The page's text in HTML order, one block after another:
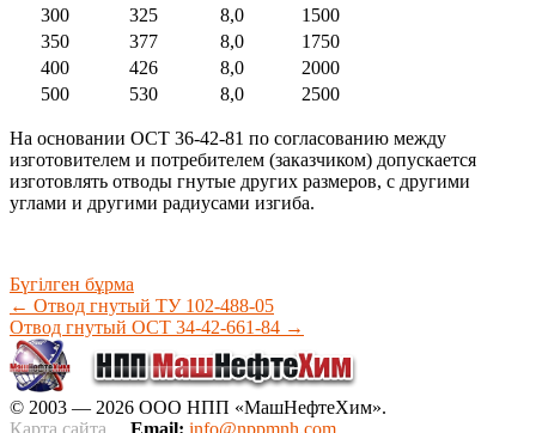
300
325 8,0
1500
350
377 8,0
1750
400
426 8,0
2000
500
530 8,0 2500
На основании ОСТ 36-42-81 по согласованию между
изготовителем и потребителем (заказчиком) допускается
изготовлять отводы гнутые других размеров, с другими
углами и другими радиусами изгиба.
Бүгілген бұрма
← Отвод гнутый ТУ 102-488-05
Отвод гнутый ОСТ 34-42-661-84 →
© 2003 — 2026 ООО НПП «МашНефтеХим».
Карта сайта
Email: info@nppmnh.com